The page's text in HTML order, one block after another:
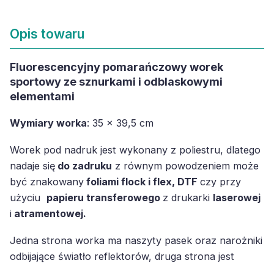
Opis towaru
Fluorescencyjny pomarańczowy worek
sportowy ze sznurkami i odblaskowymi
elementami
Wymiary worka: 35 x 39,5 cm
Worek pod nadruk jest wykonany z poliestru, dlatego
nadaje się do zadruku z równym powodzeniem może
być znakowany foliami flock i flex, DTF czy przy
użyciu papieru transferowego z drukarki laserowej
i atramentowej.
Jedna strona worka ma naszyty pasek oraz narożniki
odbijające światło reflektorów, druga strona jest